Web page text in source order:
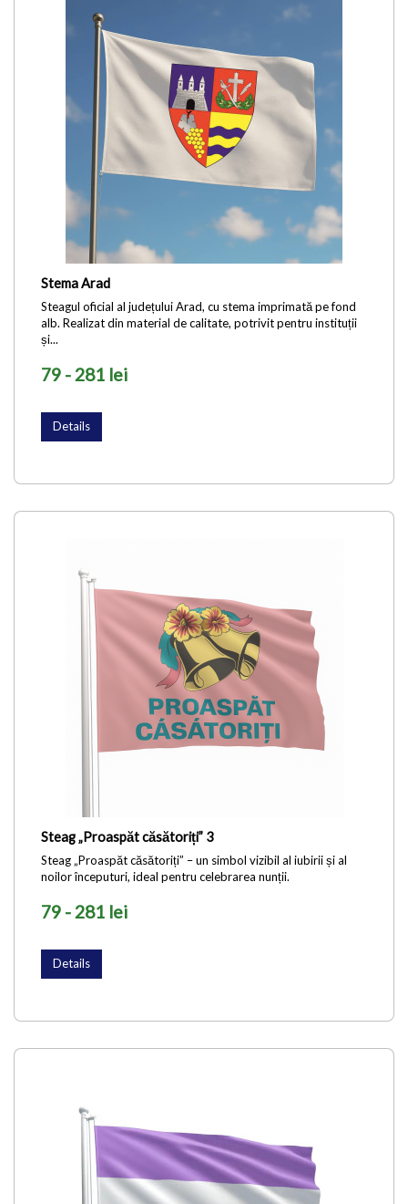
Stema Arad
Steagul oficial al județului Arad, cu stema imprimată pe fond
alb. Realizat din material de calitate, potrivit pentru instituții
și...
79 - 281 lei
Details
Steag „Proaspăt căsătoriți” 3
Steag „Proaspăt căsătoriți” – un simbol vizibil al iubirii și al
noilor începuturi, ideal pentru celebrarea nunții.
79 - 281 lei
Details